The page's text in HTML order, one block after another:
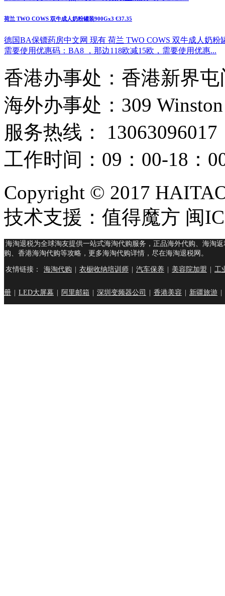
荷兰 TWO COWS 双牛成人奶粉罐装900Gx3 €37.35
德国BA保镖药房中文网 现有 荷兰 TWO COWS 双牛成人奶
需要使用优惠码：BA8 ，那边118欧减15欧，需要使用优惠...
香港办事处：香港新界
海外办事处：309
服务热线： 13063096017
工作时间：09：00-18：
Copyright © 2017
技术支援：值得魔方 闽
海淘退税为全球淘友提供一站式海淘代购服务，正品海外代购、海淘
购、香港海淘代购等攻略，更多海淘代购详情，尽在海淘退税网。
友情链接： 海淘代购 衣橱收纳培训师 汽车保养 美容院加盟 工
册 LED大屏幕 阿里邮箱 深圳变频器公司 香港美容 新疆旅游